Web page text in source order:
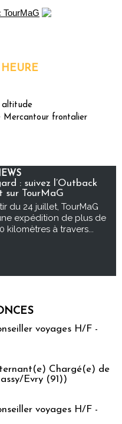
HEURE
altitude
Mercantour frontalier
: suivez l’Outback
sur TourMaG
du 24 juillet, TourMaG
expédition de plus de
kilomètres à travers...
voyages H/F -
Chargé(e) de
Evry (91))
voyages H/F -